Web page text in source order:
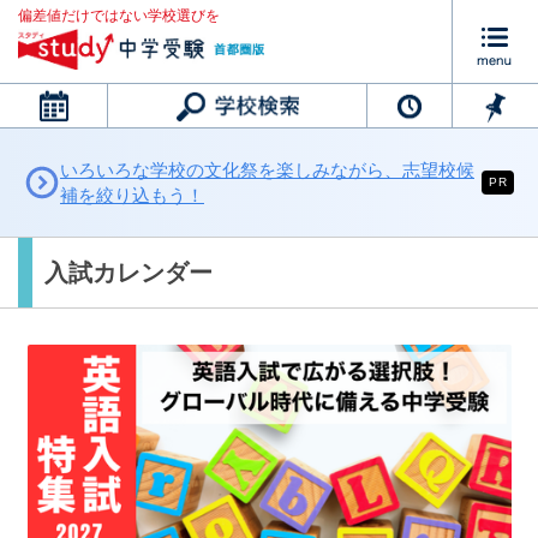
偏差値だけではない学校選びを
カレンダー
いろいろな学校の文化祭を楽しみながら、志望校候
補を絞り込もう！
PR
入試カレンダー